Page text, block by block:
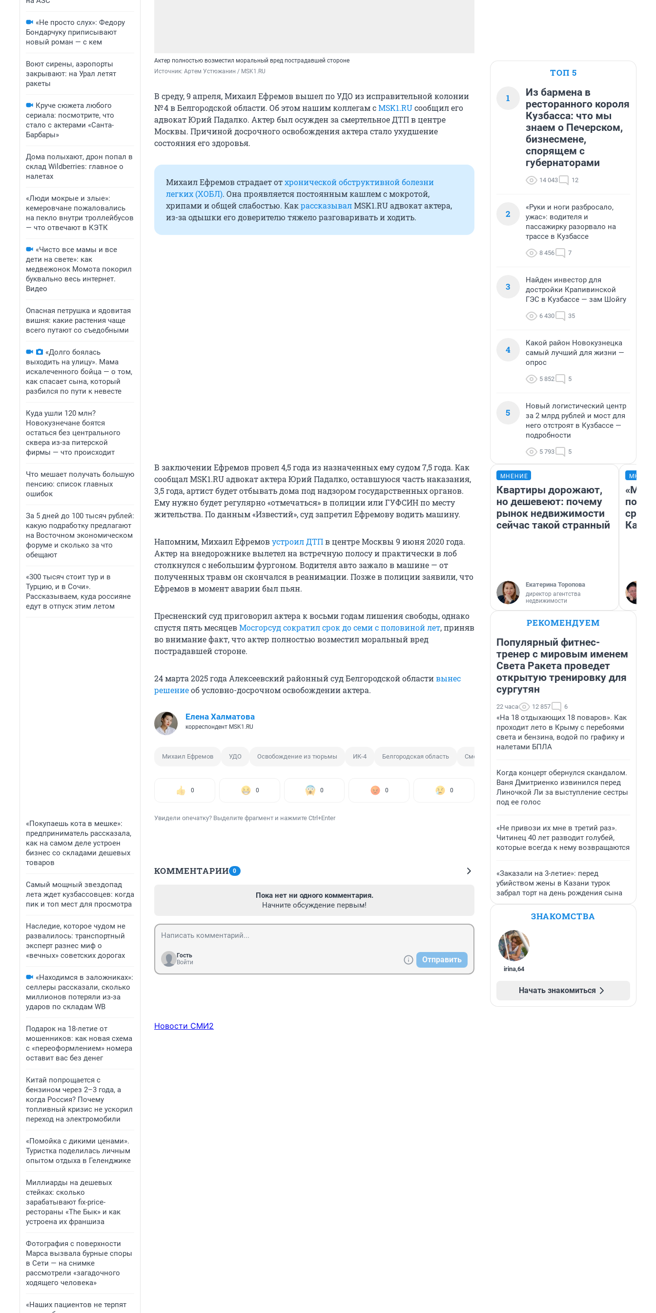
«Не просто слух»: Федору
Бондарчуку приписывают
новый роман — с кем
Воют сирены, аэропорты
закрывают: на Урал летят
ракеты
Круче сюжета любого
сериала: посмотрите, что
стало с актерами «Санта-
Барбары»
Дома полыхают, дрон попал в
склад Wildberries: главное о
налетах
«Люди мокрые и злые»:
кемеровчане пожаловались
на пекло внутри троллейбусов
— что отвечают в КЭТК
«Чисто все мамы и все
дети на свете»: как
медвежонок Момота покорил
буквально весь интернет.
Видео
Опасная петрушка и ядовитая
вишня: какие растения чаще
всего путают со съедобными
«Долго боялась
выходить на улицу». Мама
искалеченного бойца — о том,
как спасает сына, который
разбился по пути к невесте
Куда ушли 120 млн?
Новокузнечане боятся
остаться без центрального
сквера из-за питерской
фирмы — что происходит
Что мешает получать большую
пенсию: список главных
ошибок
За 5 дней до 100 тысяч рублей:
какую подработку предлагают
на Восточном экономическом
форуме и сколько за что
обещают
«300 тысяч стоит тур и в
Турцию, и в Сочи».
Рассказываем, куда россияне
едут в отпуск этим летом
«Покупаешь кота в мешке»:
предприниматель рассказала,
как на самом деле устроен
бизнес со складами дешевых
товаров
Самый мощный звездопад
лета ждет кузбассовцев: когда
пик и топ мест для просмотра
Наследие, которое чудом не
развалилось: транспортный
эксперт разнес миф о
«вечных» советских дорогах
«Находимся в заложниках»:
селлеры рассказали, сколько
миллионов потеряли из-за
ударов по складам WB
Подарок на 18-летие от
мошенников: как новая схема
с «переоформлением» номера
оставит вас без денег
Китай попрощается с
бензином через 2–3 года, а
когда Россия? Почему
топливный кризис не ускорил
переход на электромобили
«Помойка с дикими ценами».
Туристка поделилась личным
опытом отдыха в Геленджике
Миллиарды на дешевых
стейках: сколько
зарабатывают fix-price-
рестораны «The Бык» и как
устроена их франшиза
Фотография с поверхности
Марса вызвала бурные споры
в Сети — на снимке
рассмотрели «загадочного
ходящего человека»
«Наших пациентов не терпят
Актер полностью возместил моральный вред пострадавшей стороне
Источник: Артем Устюжанин / MSK1.RU
В среду, 9 апреля, Михаил Ефремов вышел по УДО из исправительной колонии
№ 4 в Белгородской области. Об этом нашим коллегам сMSK1.RUсообщил его
адвокат Юрий Падалко. Актер был осужден за смертельное ДТП в центре
Москвы. Причиной досрочного освобождения актера стало ухудшение
состояния его здоровья.
Михаил Ефремов страдает отхронической обструктивной болезни
легких (ХОБЛ). Она проявляется постоянным кашлем с мокротой,
хрипами и общей слабостью. Как рассказывалMSK1.RU адвокат актера,
из-за одышки его доверителю тяжело разговаривать и ходить.
В заключении Ефремов провел 4,5 года из назначенных ему судом 7,5 года. Как
сообщал MSK1.RU адвокат актера Юрий Падалко, оставшуюся часть наказания,
3,5 года, артист будет отбывать дома под надзором государственных органов.
Ему нужно будет регулярно «отмечаться» в полиции или ГУФСИН по месту
жительства. По данным «Известий», суд запретил Ефремову водить машину.
Напомним, Михаил Ефремовустроил ДТПв центре Москвы 9 июня 2020 года.
Актер на внедорожнике вылетел на встречную полосу и практически в лоб
столкнулся с небольшим фургоном. Водителя авто зажало в машине — от
полученных травм он скончался в реанимации. Позже в полиции заявили, что
Ефремов в момент аварии был пьян.
Пресненский суд приговорил актера к восьми годам лишения свободы, однако
спустя пять месяцевМосгорсуд сократил срок до семи с половиной лет, приняв
во внимание факт, что актер полностью возместил моральный вред
пострадавшей стороне.
24 марта 2025 года Алексеевский районный суд Белгородской областивынес
решениеоб условно-досрочном освобождении актера.
Елена Халматова
корреспондент MSK1.RU
Михаил Ефремов УДО Освобождение из тюрьмы ИК-4 Белгородская область Смертельное ДТП
0 0 0 0 0
Увидели опечатку? Выделите фрагмент и нажмите Ctrl+Enter
КОММЕНТАРИИ 0
Пока нет ни одного комментария.
Начните обсуждение первым!
Гость
Войти
Отправить
Новости СМИ2
ТОП 5
1
Из бармена в
ресторанного короля
Кузбасса: что мы
знаем о Печерском,
бизнесмене,
спорящем с
губернаторами
14 043 12
2
«Руки и ноги разбросало,
ужас»: водителя и
пассажирку разорвало на
трассе в Кузбассе
8 456 7
3
Найден инвестор для
достройки Крапивинской
ГЭС в Кузбассе — зам Шойгу
6 430 35
4
Какой район Новокузнецка
самый лучший для жизни —
опрос
5 852 5
5
Новый логистический центр
за 2 млрд рублей и мост для
него отстроят в Кузбассе —
подробности
5 793 5
МНЕНИЕ
Квартиры дорожают,
но дешевеют: почему
рынок недвижимости
сейчас такой странный
Екатерина Торопова
директор агентства
недвижимости
РЕКОМЕНДУЕМ
Популярный фитнес-
тренер с мировым именем
Света Ракета проведет
открытую тренировку для
сургутян
22 часа 12 857 6
«На 18 отдыхающих 18 поваров». Как
проходит лето в Крыму с перебоями
света и бензина, водой по графику и
налетами БПЛА
Когда концерт обернулся скандалом.
Ваня Дмитриенко извинился перед
Линочкой Ли за выступление сестры
под ее голос
«Не привози их мне в третий раз».
Читинец 40 лет разводит голубей,
которые всегда к нему возвращаются
«Заказали на 3-летие»: перед
убийством жены в Казани турок
забрал торт на день рождения сына
ЗНАКОМСТВА
irina,64
Начать знакомиться